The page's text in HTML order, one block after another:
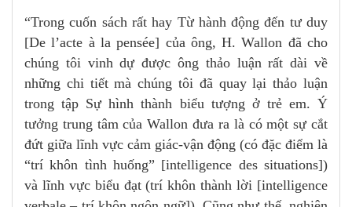
“Trong cuốn sách rất hay Từ hành động đến tư duy
[De l’acte à la pensée] của ông, H. Wallon đã cho
chúng tôi vinh dự được ông thảo luận rất dài về
những chi tiết mà chúng tôi đã quay lại thảo luận
trong tập Sự hình thành biểu tượng ở trẻ em. Ý
tưởng trung tâm của Wallon đưa ra là có một sự cắt
đứt giữa lĩnh vực cảm giác-vận động (có đặc điểm là
“trí khôn tình huống” [intelligence des situations])
và lĩnh vực biểu đạt (trí khôn thành lời [intelligence